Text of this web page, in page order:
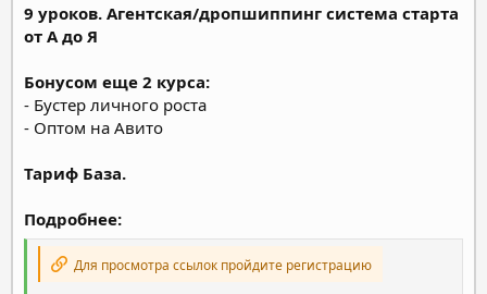
9 уроков. Агентская/дропшиппинг система старта
от А до Я
Бонусом еще 2 курса:
- Бустер личного роста
- Оптом на Авито
Тариф База.
Подробнее:
Для просмотра ссылок пройдите регистрацию